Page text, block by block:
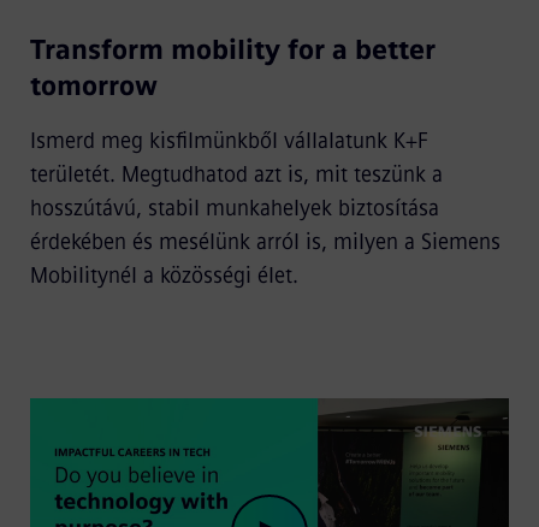
Video
Transform mobility for a better
tomorrow
Ismerd meg kisfilmünkből vállalatunk K+F
területét. Megtudhatod azt is, mit teszünk a
hosszútávú, stabil munkahelyek biztosítása
érdekében és mesélünk arról is, milyen a Siemens
Mobilitynél a közösségi élet.